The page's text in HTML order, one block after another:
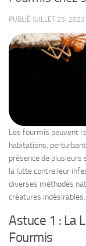
PUBLIÉ JUILLET 23, 2023
Les fourmis peuvent
habitations,
présence de
la lutte contre leur
diverses méthodes
créatures indésirables.
Astuce 1 : La
Fourmis